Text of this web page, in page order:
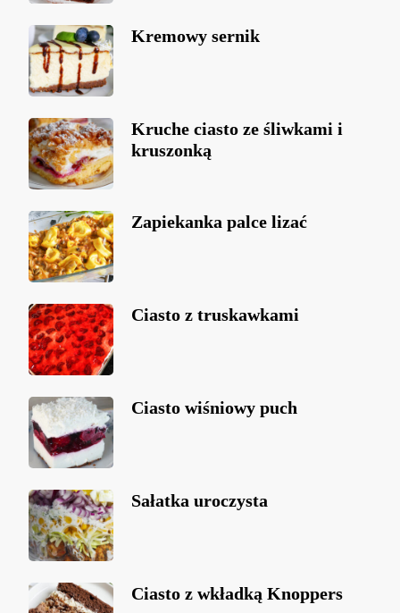
Kremowy sernik
Kruche ciasto ze śliwkami i
kruszonką
Zapiekanka palce lizać
Ciasto z truskawkami
Ciasto wiśniowy puch
Sałatka uroczysta
Ciasto z wkładką Knoppers